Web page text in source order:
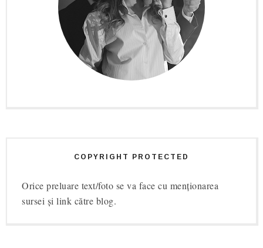
COPYRIGHT PROTECTED
Orice preluare text/foto se va face cu menționarea
sursei și link către blog.